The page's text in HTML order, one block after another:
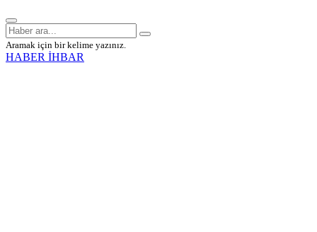
Aramak için bir kelime yazınız.
HABER İHBAR